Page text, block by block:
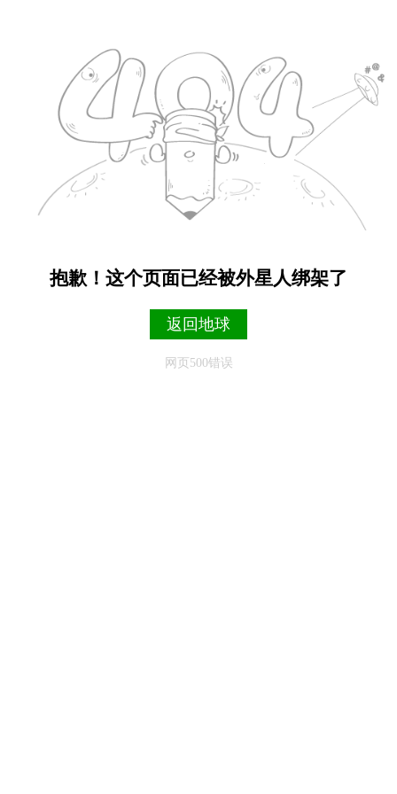
抱歉！这个页面已经被外星人绑架了
返回地球
网页500错误